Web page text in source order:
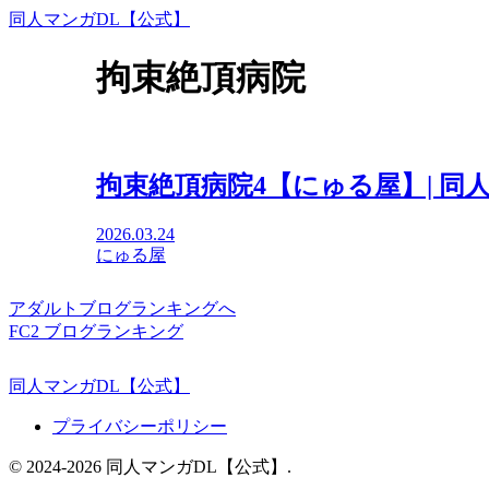
同人マンガDL【公式】
拘束絶頂病院
拘束絶頂病院4【にゅる屋】| 同
2026.03.24
にゅる屋
アダルトブログランキングへ
FC2 ブログランキング
同人マンガDL【公式】
プライバシーポリシー
© 2024-2026 同人マンガDL【公式】.